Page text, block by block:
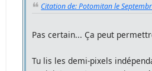
Citation de: Potomitan le
Pas certain... Ça peut
Tu lis les demi-pixels